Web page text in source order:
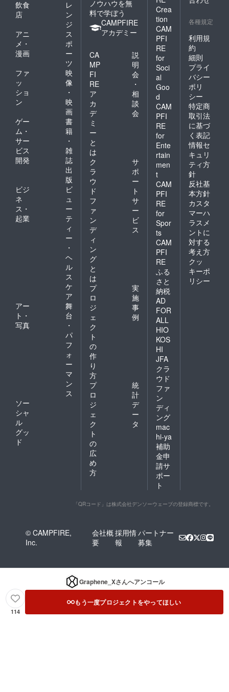
飲食
店
レ
ン
ジ
アニ
メ・
漫画
ス
ポ
ー
ツ
ファ
ッ
ショ
ン
映
像
・
映
画
ゲー
ム・
サー
ビス
開発
書
籍
・
雑
誌
出
版
ビジ
ネ
ス・
起業
ビ
ュ
ー
テ
ィ
ー
・
ヘ
ル
ス
ケ
ア
アー
ト・
写真
舞
台
・
パ
フ
ォ
ー
マ
ン
ス
ソー
シャ
ル
グッ
ド
ノウハウを無
料で学ぼう
CAMPFIRE
アカデミー
CA
MP
FI
RE
ア
カ
デ
ミ
ー
と
は
説
明
会
・
相
談
会
ク
ラ
ウ
ド
フ
ァ
ン
デ
ィ
ン
グ
と
は
サ
ポ
ー
ト
サ
ー
ビ
ス
プ
ロ
ジ
ェ
ク
ト
の
作
り
方
実
施
事
例
プ
ロ
ジ
ェ
ク
ト
の
広
め
方
統
計
デ
ー
タ
Crea
tion
CAM
PFI
RE
for
Soci
al
Goo
d
CAM
PFI
RE
for
Ente
rtain
men
t
CAM
PFI
RE
for
Spor
ts
CAM
PFI
RE
ふる
さと
納税
AD
FOR
ALL
HIO
KOS
HI
JFA
クラ
ウド
ファ
ン
ディ
ング
mac
hi-ya
補助
金申
請サ
ポー
ト
各種規定
利用規
約
細則
プライ
バシー
ポリ
シー
特定商
取引法
に基づ
く表記
情報セ
キュリ
ティ方
針
反社基
本方針
カスタ
マーハ
ラスメ
ントに
対する
考え方
クッ
キーポ
リシー
「QRコード」は株式会社デンソーウェーブの登録商標です。
© CAMPFIRE,
Inc.
会社概
要
採用情
報
パートナー
募集
Graphene_Xさんへアンコール
114
もう一度プロジェクトをやってほしい